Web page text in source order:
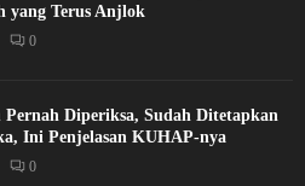
yang Terus Anjlok
0
Pernah Diperiksa, Sudah Ditetapkan
Ini Penjelasan KUHAP-nya
0